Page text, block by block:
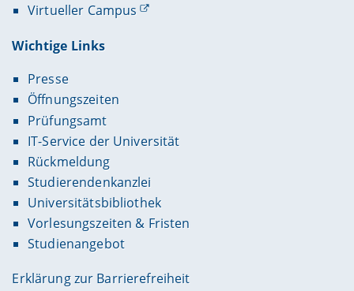
Virtueller Campus
Wichtige Links
Presse
Öffnungszeiten
Prüfungsamt
IT-Service der Universität
Rückmeldung
Studierendenkanzlei
Universitätsbibliothek
Vorlesungszeiten & Fristen
Studienangebot
Erklärung zur Barrierefreiheit